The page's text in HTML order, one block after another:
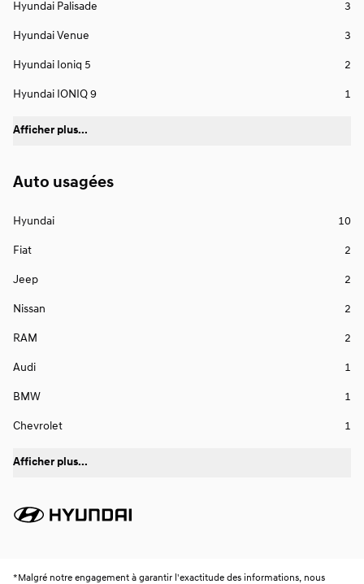
Hyundai Palisade 3
Hyundai Venue 3
Hyundai Ioniq 5 2
Hyundai IONIQ 9 1
Afficher plus...
Auto usagées
Hyundai 10
Fiat 2
Jeep 2
Nissan 2
RAM 2
Audi 1
BMW 1
Chevrolet 1
Afficher plus...
* Malgré notre engagement à garantir l'exactitude des informations, nous